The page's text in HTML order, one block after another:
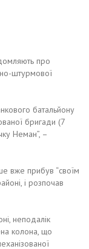
про
штурмової
батальйону
бригади (7
Неман”, –
вже прибув “своїм
і розпочав
неподалік
колона, що